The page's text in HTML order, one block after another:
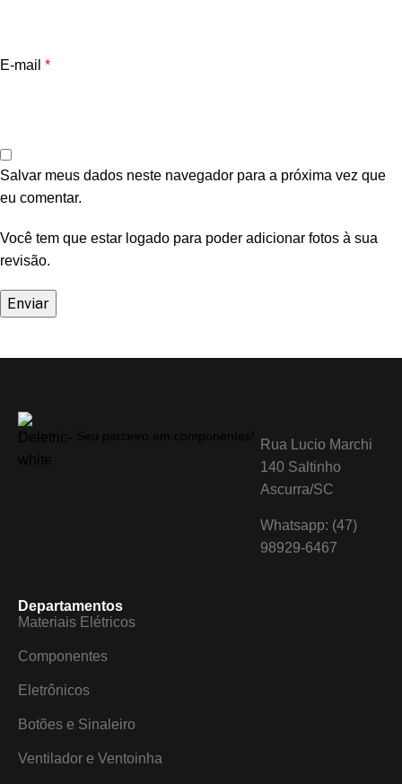
E-mail *
Salvar meus dados neste navegador para a próxima vez que
eu comentar.
Você tem que estar logado para poder adicionar fotos à sua
revisão.
Rua Lucio Marchi
140 Saltinho
Ascurra/SC
Whatsapp: (47)
98929-6467
Departamentos
Materiais Elétricos
Componentes
Eletrônicos
Botões e Sinaleiro
Ventilador e Ventoinha